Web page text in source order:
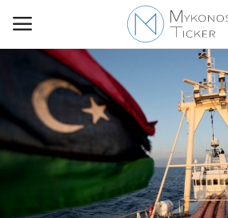
Contact Us
Politique
Business